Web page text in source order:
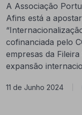
A Associação
Afins está a
cofinanciada pelo
empresas da
expansão
11 de Junho 2024